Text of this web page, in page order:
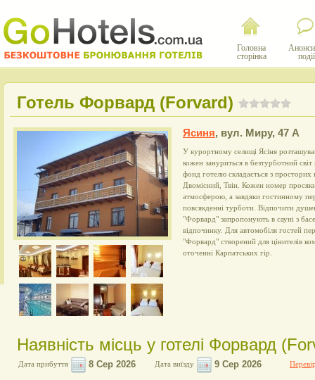
Головна
сторінка
події
Готель Форвард (Forvard)
Ясиня, вул. Миру, 47 А
У курортному селищі Ясіня
кожен зануриться в безтурботний
фонд готелю складається з
Двомісний, Твін. Кожен номер
атмосферою, а завдяки гостинному
повсякденні турботи. Відпочити
"Форвард" запропонують в сауні з
відпочинку. Для автомобіля гостей
"Форвард" створений для цінителів
оточенні Карпатських гір.
Наявність місць у готелі Форвард
Дата прибуття Дата виїзду